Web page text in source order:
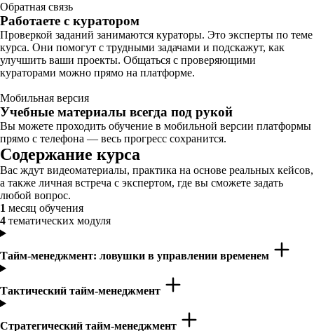
Обратная связь
Работаете с куратором
Проверкой заданий занимаются кураторы. Это эксперты по теме
курса. Они помогут с трудными задачами и подскажут, как
улучшить ваши проекты. Общаться с проверяющими
кураторами можно прямо на платформе.
Мобильная версия
Учебные материалы всегда под рукой
Вы можете проходить обучение в мобильной версии платформы
прямо с телефона — весь прогресс сохранится.
Содержание курса
Вас ждут видеоматериалы, практика на основе реальных кейсов,
а также личная встреча с экспертом, где вы сможете задать
любой вопрос.
1 месяц обучения
4 тематических модуля
Тайм-менеджмент: ловушки в управлении временем
Тактический тайм-менеджмент
Стратегический тайм-менеджмент